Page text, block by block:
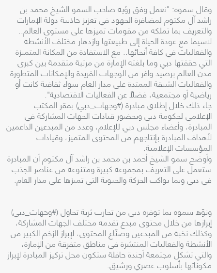
وقال سموه: "نعمل وفق رؤية صاحب السمو الشيخ محمد بن
راشد آل مكتوم لمضافرة الجهود في تعزيز جاذبية دولة الإمارات
والتعريف بما تملكه من مقومات تميزها على مستوى العالم..
لاسيما مع عودة الحياة إلى طبيعتها وازدهار مختلف الأنشطة
والفعاليات في كافة أنحائها.. مع الاستفادة من المكانة المتميزة
التي حققتها دبي وما بلغته الإمارة من مرتبة متقدمة بين كبرى
مدن العالم برصيد وافر من الوجهات الفريدة والإمكانات المتطورة
والفعاليات الشيقة الممتدة على مدار العام سواء ثقافية كانت أو
رياضية أو مجتمعية، فضلاً عن الفعاليات الاقتصادية".
جاء ذلك خلال إطلاق مبادرة (#وجهات_دبي) بمقر المكتب
الإعلامي لحكومة دبي وبحضور قيادات الجهات المشاركة في
المبادرة، وأعضاء مجلس دبي للإعلام، وعدد من المبدعين الداعمين
لأهداف المبادرة بإنتاجهم من المحتوى المتميز، وقيادات
المؤسسات الإعلامية.
وأوضح سمو الشيخ أحمد بن محمد بن راشد آل مكتوم أن المبادرة
ستعمل على التعريف بمجموعة كبيرة ومتنوعة من عناصر الجذب
في دبي وبما يواكب الحركة والحيوية التي تميزها على مدار العام.
ونوّه سموه بما توفره دبي من تجارب ثرية تحاول (#وجهات_دبي)
إبرازها من خلال محتوى مبدع تقدمه مختلف الجهات المشاركة،
وكذلك نخبة من المبدعين وصنّاع المحتوى، لإبراز الزخم الكبير من
الأنشطة والفعاليات المنتشرة في مناطق متفرقة من الإمارة،
والتي تشكل مجتمعة أجندة حافلة ستكون محل تركيز المبادرة لإبراز
مكوناتها بأسلوب عصري ورشيق.